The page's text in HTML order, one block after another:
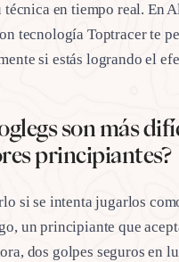
en tiempo real. En
tecnología Toptracer te
si estás logrando el
son más
principiantes?
si se intenta jugarlos
un principiante que
dos golpes seguros en